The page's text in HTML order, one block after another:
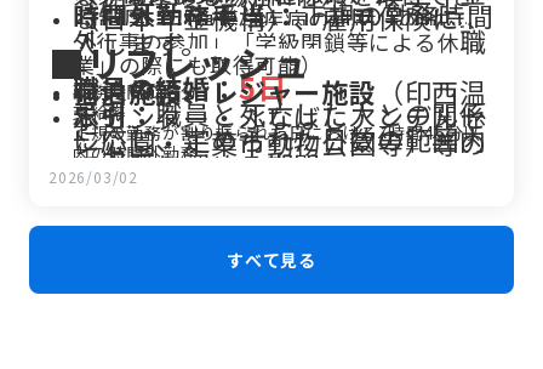
時間外勤務手当 ：正規の勤務時間
外に勤務することを命じられた職
員に対し支給
勤務時間の区分
支給率
正規の勤務が割り振られた日における7時間45分以
内の時間外勤務
100/100
正規の勤務が割り振られていない日における時間外
135/100
る制度（「負傷、疾病の世話」の他に、
「行事の参加」「学級閉鎖等による休
業」の際にも取得可能）
職員の結婚：5日
忌引：職員と死亡した人との関係
に応じ、定められた日数の範囲内
で必要と認める期間
が取得できます。
（日本年金機構）、雇用保険に加
入します。
■リフレッシュ
宿泊施設、レジャー施設 （印西温
水センター・ふなばしアンデルセ
ン公園・千葉市動物公園等）等の
割引を受けることができます。
2026/03/02
すべて見る